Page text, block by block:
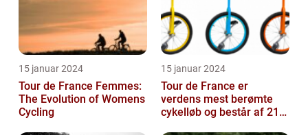
15 januar 2024
Tour de France Femmes:
The Evolution of Womens
Cycling
15 januar 2024
Tour de France er
verdens mest berømte
cykelløb og består af 21